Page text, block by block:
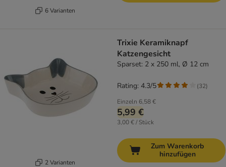
6 Varianten
2 Varianten
Trixie Keramiknapf
Katzengesicht
Sparset: 2 x 250 ml, Ø 12 cm
Einzeln 6,58 €
5,99 €
3,00 € / Stück
Rating: 4.3/5 (32)
Zum Warenkorb
hinzufügen